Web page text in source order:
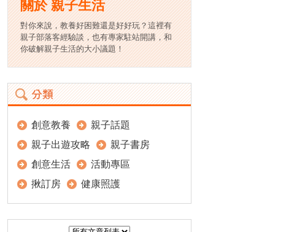
關於 親子生活
對你來說，教養好困難還是好好玩？這裡有
親子部落客經驗談，也有專家駐站開講，和
你破解親子生活的大小議題！
創意教養
親子話題
親子出遊攻略
親子書房
創意生活
活動專區
揪訂房
健康照護